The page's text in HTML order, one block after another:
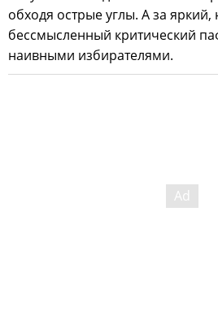
обходя острые углы. А за яркий,
бессмысленный критический
наивными избирателями.